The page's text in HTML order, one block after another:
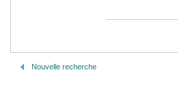
Nouvelle recherche